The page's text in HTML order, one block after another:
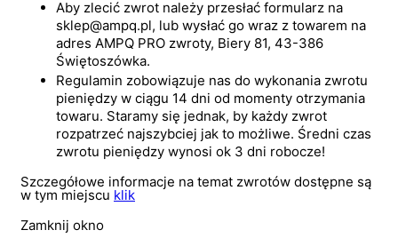
Aby zlecić zwrot należy przesłać formularz na
sklep@ampq.pl, lub wysłać go wraz z towarem na
adres AMPQ PRO zwroty, Biery 81, 43-386
Świętoszówka.
Regulamin zobowiązuje nas do wykonania zwrotu
pieniędzy w ciągu 14 dni od momenty otrzymania
towaru. Staramy się jednak, by każdy zwrot
rozpatrzeć najszybciej jak to możliwe. Średni czas
zwrotu pieniędzy wynosi ok 3 dni robocze!
Szczegółowe informacje na temat zwrotów dostępne są
w tym miejscu klik
Zamknij okno